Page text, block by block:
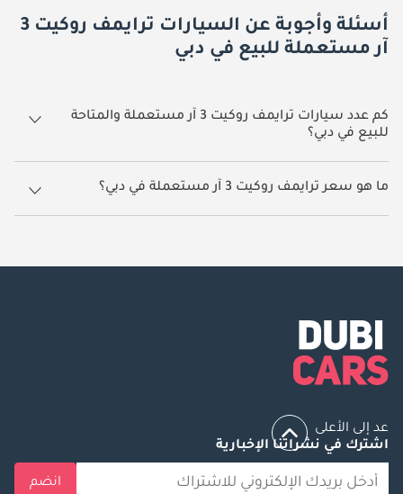
أسئلة وأجوبة عن السيارات ترايمف روكيت 3
آر مستعملة للبيع في دبي
كم عدد سيارات ترايمف روكيت 3 آر مستعملة والمتاحة
للبيع في دبي؟
1 سيارة ترايمف روكيت 3 آر مستعملة متوفرة للبيع في دبي.
ما هو سعر ترايمف روكيت 3 آر مستعملة في دبي؟
يبدأ سعر سيارة ترايمف روكيت 3 آر مستعملة في دبي 58,760.
عد إلى الأعلى
اشترك في نشراتنا الإخبارية
انضم